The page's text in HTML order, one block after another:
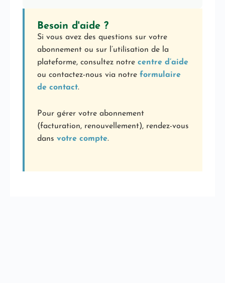
Besoin d'aide ?
Si vous avez des questions sur votre
abonnement ou sur l’utilisation de la
plateforme, consultez notre centre d’aide
ou contactez-nous via notre formulaire
de contact.
Pour gérer votre abonnement
(facturation, renouvellement), rendez-vous
dans votre compte.